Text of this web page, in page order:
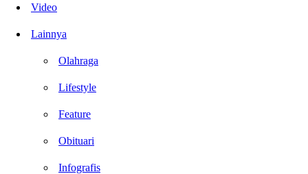
Video
Lainnya
Olahraga
Lifestyle
Feature
Obituari
Infografis